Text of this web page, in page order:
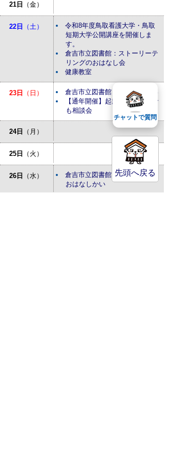
21日 （金）
22日 （土）
令和8年度鳥取看護大学・鳥取
短期大学公開講座を開催しま
す。
倉吉市立図書館：ストーリーテ
リングのおはなし会
健康教室
23日 （日）
倉吉市立図書館：おはなしかい
【通年開催】起業・経営なんで
も相談会
24日 （月）
25日 （火）
26日 （水）
倉吉市立図書館：あかちゃんの
おはなしかい
先頭へ戻る
チャットで質問